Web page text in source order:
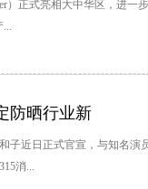
正式亮相大中华区，进一
...
防晒行业新
近日正式官宣，与知名演
消...